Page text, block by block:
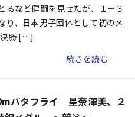
るなど健闘を見せたが、１－３
り、日本男子団体として初のメ
勝 […]
続きを読む
バタフライ 星奈津美、２